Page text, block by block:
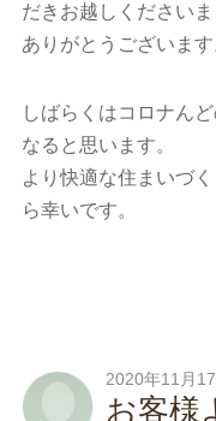
だきお越しくださいま
ありがとうございます
しばらくはコロナん
なると思います。
より快適な住まいづ
ら幸いです。
2020年11月17
お客様